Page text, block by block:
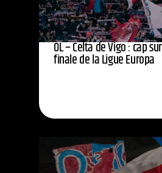
OL – Celta de Vigo : cap
finale de la Ligue Europa